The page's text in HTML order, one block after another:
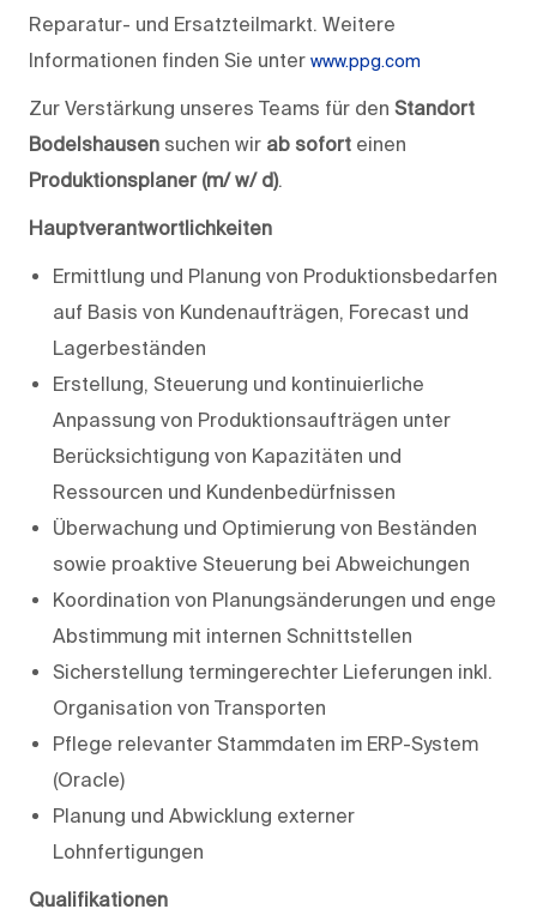
Reparatur- und Ersatzteilmarkt. Weitere
Informationen finden Sie unter www.ppg.com
Zur Verstärkung unseres Teams für den Standort
Bodelshausen suchen wir ab sofort einen
Produktionsplaner (m/ w/ d).
Hauptverantwortlichkeiten
Ermittlung und Planung von Produktionsbedarfen
auf Basis von Kundenaufträgen, Forecast und
Lagerbeständen
Erstellung, Steuerung und kontinuierliche
Anpassung von Produktionsaufträgen unter
Berücksichtigung von Kapazitäten und
Ressourcen und Kundenbedürfnissen
Überwachung und Optimierung von Beständen
sowie proaktive Steuerung bei Abweichungen
Koordination von Planungsänderungen und enge
Abstimmung mit internen Schnittstellen
Sicherstellung termingerechter Lieferungen inkl.
Organisation von Transporten
Pflege relevanter Stammdaten im ERP-System
(Oracle)
Planung und Abwicklung externer
Lohnfertigungen
Qualifikationen